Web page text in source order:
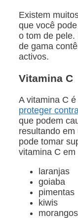
Existem
que você
o tom de pele.
de gama
activos.
Vitamina C
A vitamina C
proteger
que podem
resultando em
pode tomar
vitamina C
laranjas
goiaba
pimentas
kiwis
morangos